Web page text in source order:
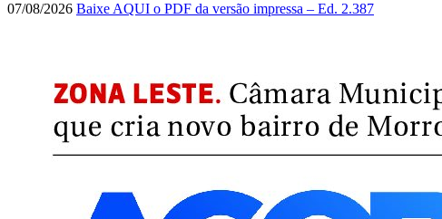
07/08/2026 Baixe AQUI o PDF da versão impressa – Ed. 2.387